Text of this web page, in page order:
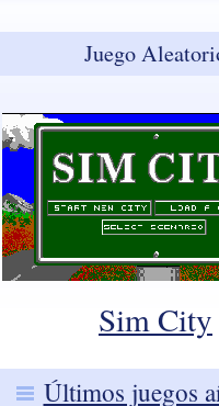
Juego
Sim City
Últimos juegos